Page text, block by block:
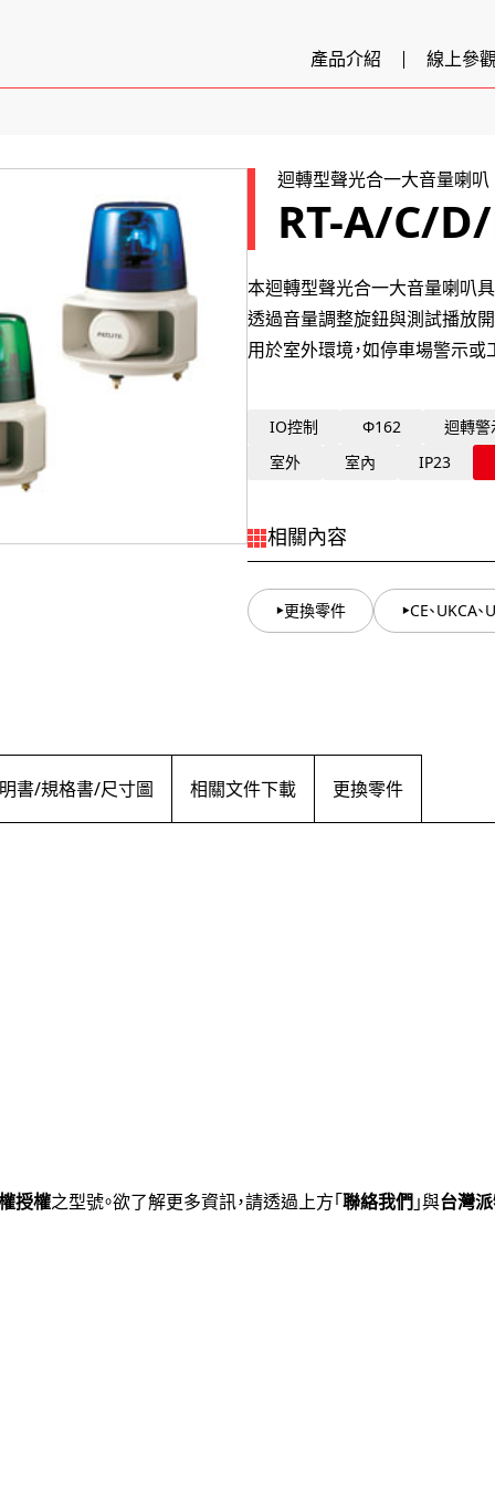
產品介紹 線上參
迴轉型聲光合一大音量喇叭
RT-A/C/
本迴轉型聲光合一大音量喇叭具
透過音量調整旋鈕與測試播放
用於室外環境，如停車場警示或
IO控制 Φ162 迴轉警
室外
室內 IP23
相關內容
更換零件 CE、UKCA
書/規格書/尺寸圖 相關文件下載 更換零件
授權之型號。欲了解更多資訊，請透過上方「聯絡我們」與台灣